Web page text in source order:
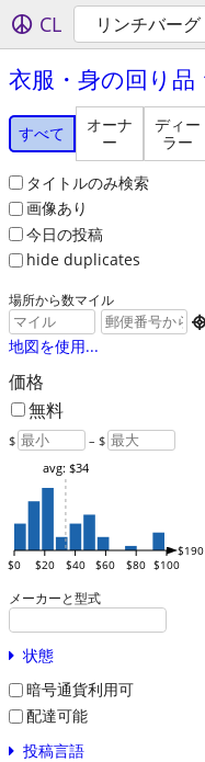
CL リンチバーグ
衣服・身の回り品
すべて
オーナ
ー
ディー
ラー
タイトルのみ検索
画像あり
今日の投稿
hide duplicates
場所から数マイル
地図を使用...
価格
無料
$ – $
$0 $20 $40 $60 $80 $100
$190
avg: $34
メーカーと型式
状態
暗号通貨利用可
配達可能
投稿言語